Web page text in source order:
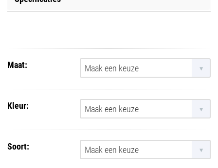
Maat: Maak een keuze
Kleur: Maak een keuze
Soort: Maak een keuze